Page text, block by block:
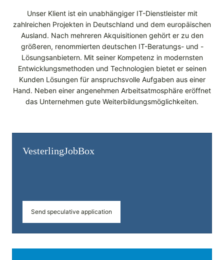
Unser Klient ist ein unabhängiger IT-Dienstleister mit
zahlreichen Projekten in Deutschland und dem europäischen
Ausland. Nach mehreren Akquisitionen gehört er zu den
größeren, renommierten deutschen IT-Beratungs- und -
Lösungsanbietern. Mit seiner Kompetenz in modernsten
Entwicklungsmethoden und Technologien bietet er seinen
Kunden Lösungen für anspruchsvolle Aufgaben aus einer
Hand. Neben einer angenehmen Arbeitsatmosphäre eröffnet
das Unternehmen gute Weiterbildungsmöglichkeiten.
Vesterling­JobBox
Send speculative application